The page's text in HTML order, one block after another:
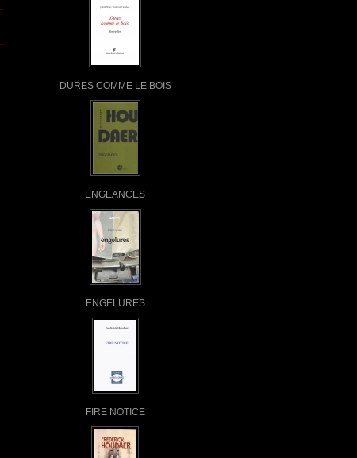
DURES COMME LE BOIS
ENGEANCES
ENGELURES
FIRE NOTICE